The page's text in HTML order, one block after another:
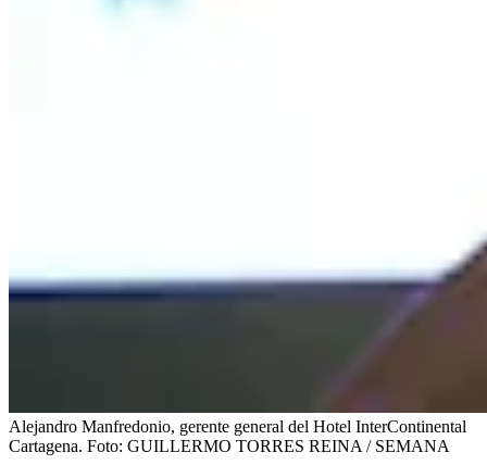
Alejandro Manfredonio, gerente general del Hotel InterContinental
Cartagena. Foto: GUILLERMO TORRES REINA / SEMANA